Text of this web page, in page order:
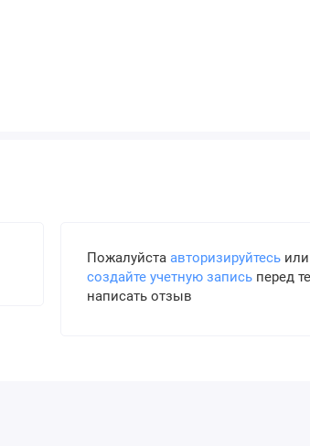
Пожалуйста авторизируйтесьили
создайте учетную записьперед
написать отзыв